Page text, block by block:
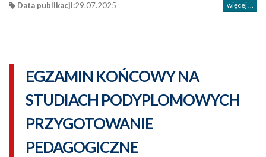
Data publikacji:29.07.2025 więcej ...
EGZAMIN KOŃCOWY NA
STUDIACH PODYPLOMOWYCH
PRZYGOTOWANIE
PEDAGOGICZNE